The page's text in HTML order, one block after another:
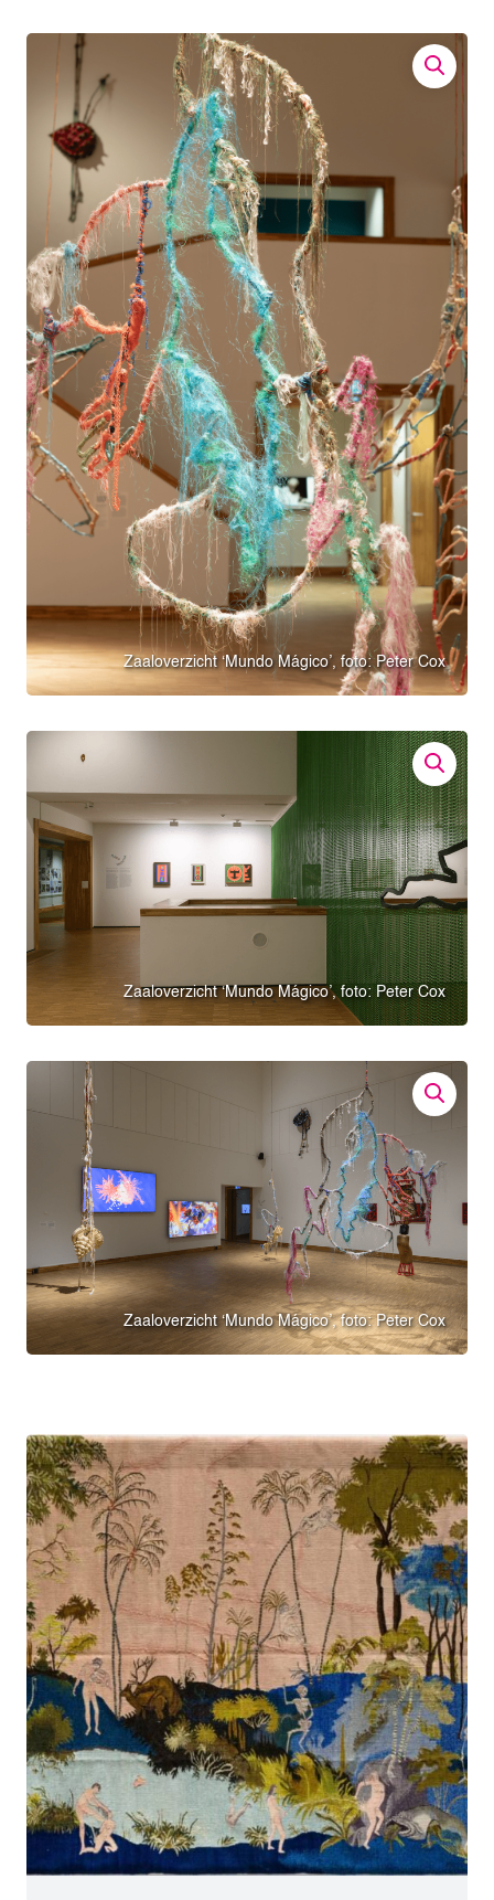
Zaaloverzicht ‘Mundo Mágico’, foto: Peter Cox
Zaaloverzicht ‘Mundo Mágico’, foto: Peter Cox
Zaaloverzicht ‘Mundo Mágico’, foto: Peter Cox